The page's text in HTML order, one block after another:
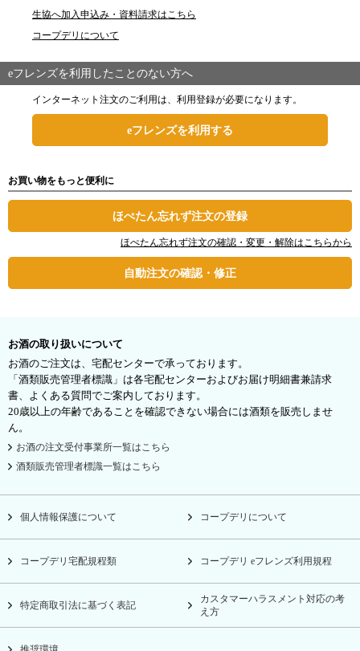
生協へ加入申込み・資料請求はこちら
コープデリについて
eフレンズを利用したことのない方へ
インターネット注文のご利用は、利用登録が必要になります。
eフレンズを利用する
お買い物をもっと便利に
ほぺたん忘れず注文の登録
ほぺたん忘れず注文の確認・変更・解除はこちらから
自動注文の確認・修正
お酒の取り扱いについて
お酒のご注文は、宅配センターで承っております。
「酒類販売管理者標識」は各宅配センターおよびお届け明細書兼請求
書、よくある質問でご案内しております。
20歳以上の年齢であることを確認できない場合には酒類を販売しませ
ん。
お酒の注文受付事業所一覧はこちら
酒類販売管理者標識一覧はこちら
個人情報保護について コープデリについて
コープデリ宅配規程類 コープデリ eフレンズ利用規程
特定商取引法に基づく表記
カスタマーハラスメント対応の考
え方